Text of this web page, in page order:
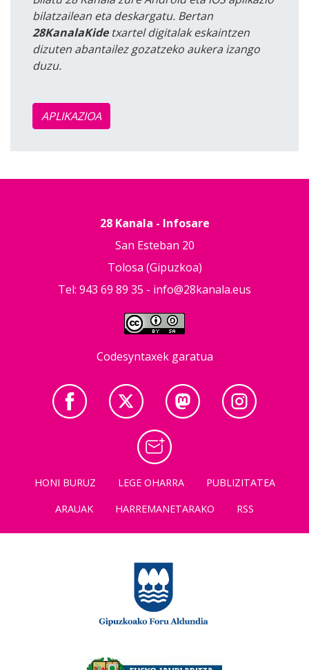
bilatzailean eta deskargatu. Bertan
28KanalaKidetxartel digitalak eskaintzen
dizuten abantailez gozatzeko aukera izango
duzu.
APLIKAZIOA
28 Kanala - Infosare
San Esteban 20
Tolosa (Gipuzkoa)
Tel: 943 69 89 35 - info@28kanala.eus
Codesyntaxek garatua
HONI BURUZ LEGE OHARRA
PUBLIZITATEA
ARAUAK
HARREMANETARAKO RSS